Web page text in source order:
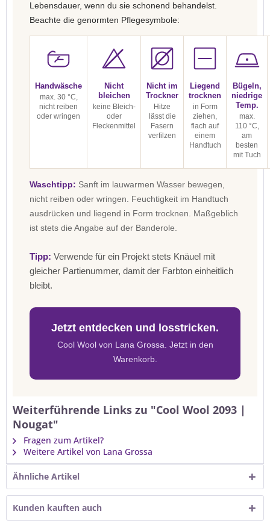
Lebensdauer, wenn du sie schonend behandelst.
Beachte die genormten Pflegesymbole:
Handwäsche
max. 30 °C,
nicht reiben
oder wringen
Nicht
bleichen
keine Bleich-
oder
Fleckenmittel
Nicht im
Trockner
Hitze
lässt die
Fasern
verfilzen
Liegend
trocknen
in Form
ziehen,
flach auf
einem
Handtuch
Bügeln,
niedrige
Temp.
max.
110 °C,
am
besten
mit Tuch
Waschtipp: Sanft im lauwarmen Wasser bewegen,
nicht reiben oder wringen. Feuchtigkeit im Handtuch
ausdrücken und liegend in Form trocknen. Maßgeblich
ist stets die Angabe auf der Banderole.
Tipp: Verwende für ein Projekt stets Knäuel mit
gleicher Partienummer, damit der Farbton einheitlich
bleibt.
Jetzt entdecken und losstricken.
Cool Wool von Lana Grossa. Jetzt in den
Warenkorb.
Weiterführende Links zu "Cool Wool 2093 |
Nougat"
Fragen zum Artikel?
Weitere Artikel von Lana Grossa
Ähnliche Artikel
Kunden kauften auch